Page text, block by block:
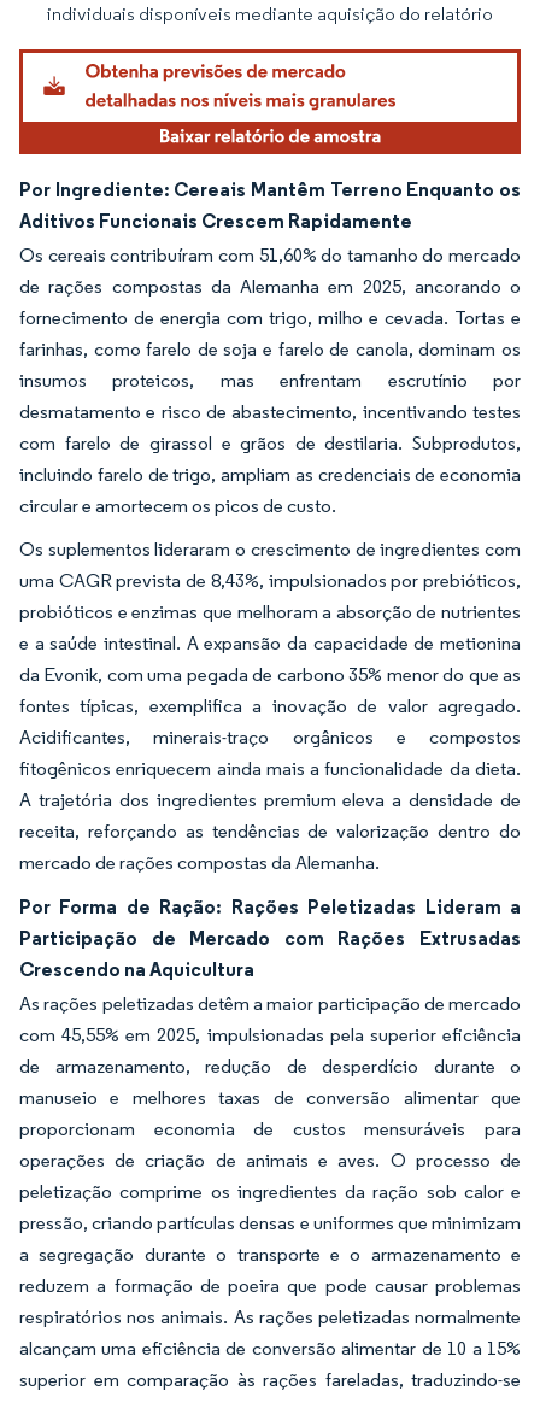
individuais disponíveis mediante aquisição do relatório
Por Ingrediente: Cereais Mantêm Terreno Enquanto os
Aditivos Funcionais Crescem Rapidamente
Os cereais contribuíram com 51,60% do tamanho do mercado
de rações compostas da Alemanha em 2025, ancorando o
fornecimento de energia com trigo, milho e cevada. Tortas e
farinhas, como farelo de soja e farelo de canola, dominam os
insumos proteicos, mas enfrentam escrutínio por
desmatamento e risco de abastecimento, incentivando testes
com farelo de girassol e grãos de destilaria. Subprodutos,
incluindo farelo de trigo, ampliam as credenciais de economia
circular e amortecem os picos de custo.
Os suplementos lideraram o crescimento de ingredientes com
uma CAGR prevista de 8,43%, impulsionados por prebióticos,
probióticos e enzimas que melhoram a absorção de nutrientes
e a saúde intestinal. A expansão da capacidade de metionina
da Evonik, com uma pegada de carbono 35% menor do que as
fontes típicas, exemplifica a inovação de valor agregado.
Acidificantes, minerais-traço orgânicos e compostos
fitogênicos enriquecem ainda mais a funcionalidade da dieta.
A trajetória dos ingredientes premium eleva a densidade de
receita, reforçando as tendências de valorização dentro do
mercado de rações compostas da Alemanha.
Por Forma de Ração: Rações Peletizadas Lideram a
Participação de Mercado com Rações Extrusadas
Crescendo na Aquicultura
As rações peletizadas detêm a maior participação de mercado
com 45,55% em 2025, impulsionadas pela superior eficiência
de armazenamento, redução de desperdício durante o
manuseio e melhores taxas de conversão alimentar que
proporcionam economia de custos mensuráveis para
operações de criação de animais e aves. O processo de
peletização comprime os ingredientes da ração sob calor e
pressão, criando partículas densas e uniformes que minimizam
a segregação durante o transporte e o armazenamento e
reduzem a formação de poeira que pode causar problemas
respiratórios nos animais. As rações peletizadas normalmente
alcançam uma eficiência de conversão alimentar de 10 a 15%
superior em comparação às rações fareladas, traduzindo-se